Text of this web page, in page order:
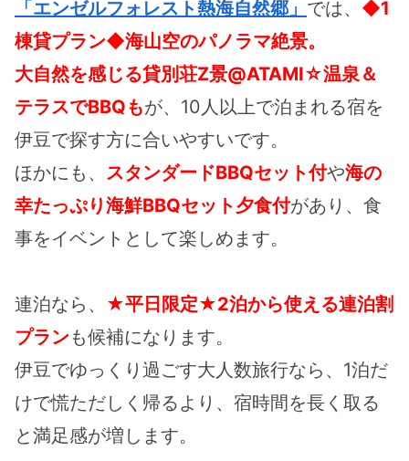
「エンゼルフォレスト熱海自然郷」 では、 ◆1
棟貸プラン◆海山空のパノラマ絶景。
大自然を感じる貸別荘Z景@ATAMI☆温泉＆
テラスでBBQもが、10人以上で泊まれる宿を
伊豆で探す方に合いやすいです。
ほかにも、 スタンダードBBQセット付や海の
幸たっぷり海鮮BBQセット夕食付があり、食
事をイベントとして楽しめます。
連泊なら、 ★平日限定★2泊から使える連泊割
プランも候補になります。
伊豆でゆっくり過ごす大人数旅行なら、1泊だ
けで慌ただしく帰るより、宿時間を長く取る
と満足感が増します。